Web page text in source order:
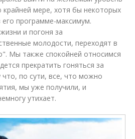
крайней мере, хотя бы некоторых
программе-максимум.
и погоня за
молодости, переходят в
Мы также спокойней относимся
прекратить гоняться за
по сути, все, что можно
мы уже получили, и
утихает.